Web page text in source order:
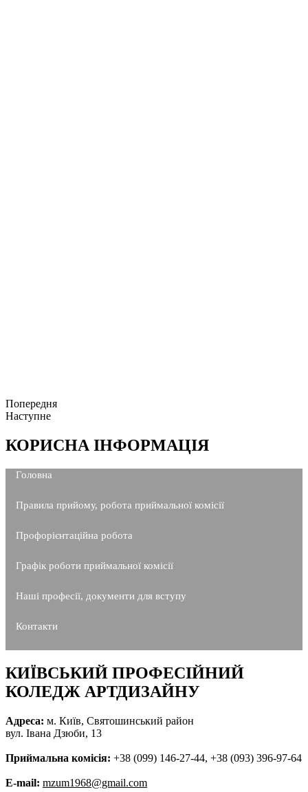
Попередня
Наступне
КОРИСНА ІНФОРМАЦІЯ
Головна
Правила прийому, робота приймальної комісії
Профорієнтаційна робота
Графік роботи приймальної комісії
Наші професії, документи для вступу
Контакти
КИЇВСЬКИЙ ПРОФЕСІЙНИЙ
КОЛЕДЖ АРТДИЗАЙНУ
Адреса: м. Київ, Святошинський район
вул. Івана Дзюби, 13
Приймальна комісія: +38 (099) 146-27-44, +38 (093) 396-97-64
E-mail: mzum1968@gmail.com